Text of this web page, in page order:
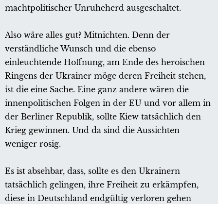
machtpolitischer Unruheherd ausgeschaltet.
Also wäre alles gut? Mitnichten. Denn der
verständliche Wunsch und die ebenso
einleuchtende Hoffnung, am Ende des heroischen
Ringens der Ukrainer möge deren Freiheit stehen,
ist die eine Sache. Eine ganz andere wären die
innenpolitischen Folgen in der EU und vor allem in
der Berliner Republik, sollte Kiew tatsächlich den
Krieg gewinnen. Und da sind die Aussichten
weniger rosig.
Es ist absehbar, dass, sollte es den Ukrainern
tatsächlich gelingen, ihre Freiheit zu erkämpfen,
diese in Deutschland endgültig verloren gehen